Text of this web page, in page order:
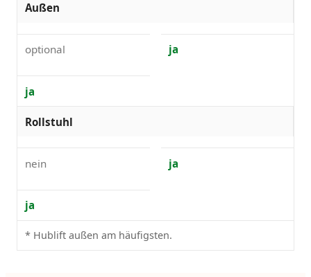
Außen
optional ja
ja
Rollstuhl
nein ja
ja
* Hublift außen am häufigsten.